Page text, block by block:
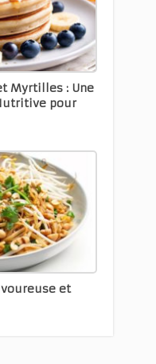
Myrtilles : Une
pour
et